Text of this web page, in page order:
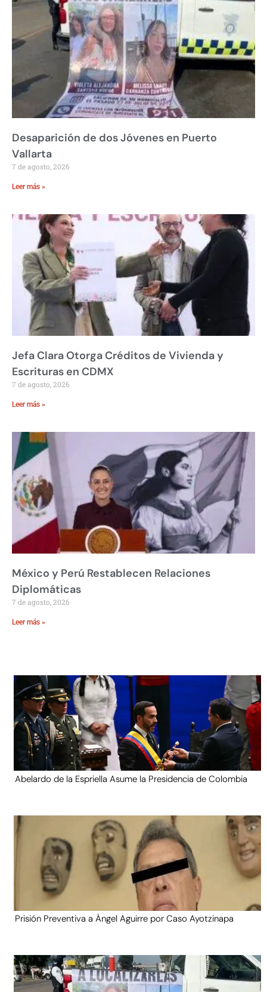
Desaparición de dos Jóvenes en Puerto
Vallarta
7 de agosto, 2026
Leer más »
Jefa Clara Otorga Créditos de Vivienda y
Escrituras en CDMX
7 de agosto, 2026
Leer más »
México y Perú Restablecen Relaciones
Diplomáticas
7 de agosto, 2026
Leer más »
Abelardo de la Espriella Asume la Presidencia de Colombia
Prisión Preventiva a Ángel Aguirre por Caso Ayotzinapa